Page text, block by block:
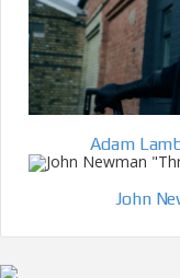
Adam
John